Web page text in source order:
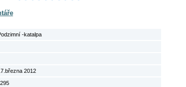
-katalpa
2012